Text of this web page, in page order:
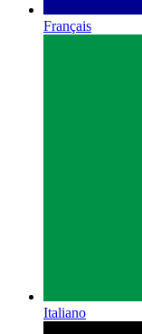
Français
Italiano